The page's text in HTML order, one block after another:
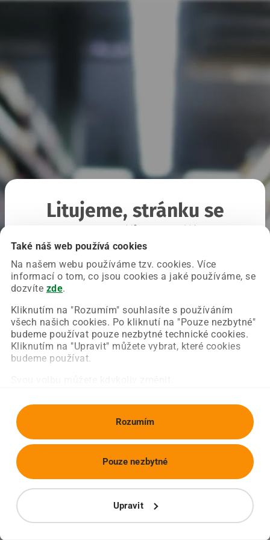
Také náš web používá cookies
Na našem webu používáme tzv. cookies. Více
informací o tom, co jsou cookies a jaké používáme, se
dozvíte zde.
Kliknutím na "Rozumím" souhlasíte s používáním
všech našich cookies. Po kliknutí na "Pouze nezbytné"
budeme používat pouze nezbytné technické cookies.
Kliknutím na "Upravit" můžete vybrat, které cookies
budeme používat.
Rozumím
Upravit
Pouze nezbytné
Litujeme, stránku se
Chyba nastala na naší straně a už ji opravujeme.
Zkuste prosím znovu načíst požadovanou stránku.
Obnovit stránku Úvodní strana